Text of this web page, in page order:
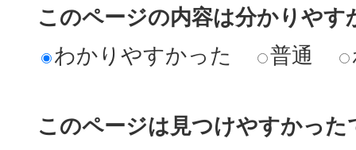
このページの内容は分かりやす
わかりやすかった
普通
このページは見つけやすかった